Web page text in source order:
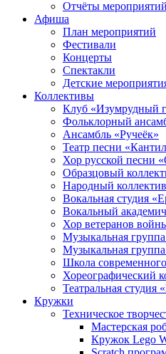
Отчёты мероприятий
Афиша
План мероприятий
Фестивали
Концерты
Спектакли
Детские
Коллективы
Клуб «Изумрудный
Фольклорный
Ансамбль «Ручеёк»
Театр песни
Хор русской песни
Образцовый
Народный
Вокальная студия
Вокальный
Хор ветеранов
Музыкальная
Музыкальная
Школа
Хореографический
Театральная
Кружки
Техническое
Мастерская
Кружок Lego